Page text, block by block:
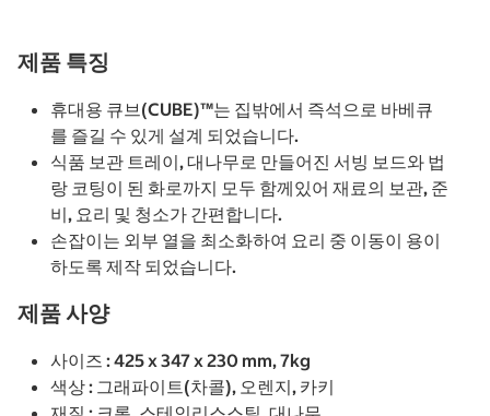
제품 특징
휴대용 큐브(CUBE)™는 집밖에서 즉석으로 바베큐
를 즐길 수 있게 설계 되었습니다.
식품 보관 트레이, 대나무로 만들어진 서빙 보드와 법
랑 코팅이 된 화로까지 모두 함께있어 재료의 보관, 준
비, 요리 및 청소가 간편합니다.
손잡이는 외부 열을 최소화하여 요리 중 이동이 용이
하도록 제작 되었습니다.
제품 사양
사이즈 : 425 x 347 x 230 mm, 7kg
색상 : 그래파이트(차콜), 오렌지, 카키